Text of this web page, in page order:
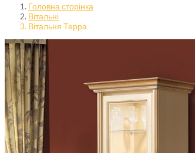
Головна сторінка
Вітальні
Вітальня Терра